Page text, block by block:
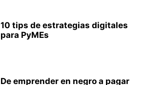
10 tips de estrategias digitales
para PyMEs
De emprender en negro a pagar